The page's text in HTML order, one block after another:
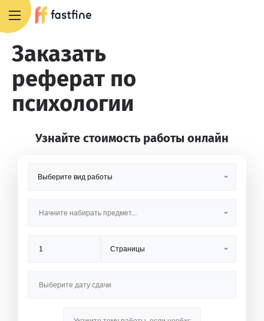
Заказать
реферат по
психологии
Узнайте стоимость работы онлайн